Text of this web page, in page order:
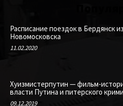
Расписание поездок в Бердянск из
Новомосковска
11.02.2020
Хуизмистерпутин — фильм-
власти Путина и питерского
09.12.2019